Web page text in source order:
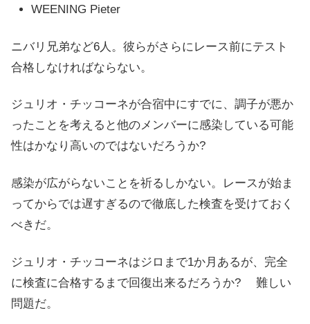
WEENING Pieter
ニバリ兄弟など6人。彼らがさらにレース前にテスト
合格しなければならない。
ジュリオ・チッコーネが合宿中にすでに、調子が悪か
ったことを考えると他のメンバーに感染している可能
性はかなり高いのではないだろうか?
感染が広がらないことを祈るしかない。レースが始ま
ってからでは遅すぎるので徹底した検査を受けておく
べきだ。
ジュリオ・チッコーネはジロまで1か月あるが、完全
に検査に合格するまで回復出来るだろうか? 難しい
問題だ。